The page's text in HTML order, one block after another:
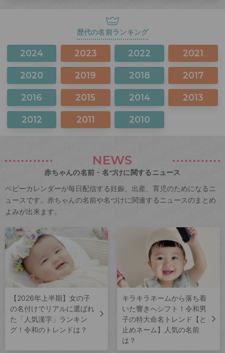
歴代の名前ランキング
2024 2023 2022 2021
2020 2019 2018 2017
2016 2015 2014 2013
2012 2011 2010
NEWS
赤ちゃんの名前・名づけに関するニュース
ベビーカレンダーが毎日配信する妊娠、出産、育児のためになるニ
ュースです。赤ちゃんの名前や名づけに関連するニュースのまとめ
よみが出来ます。
【2026年上半期】女の子
の名付けでリアルに選ばれ
た「人気漢字」ランキン
グ！令和のトレンドは？
キラキラネームから落ち着
いた響きへシフト！令和男
子の特大命名トレンド【と
止めネーム】人気の名前
は？